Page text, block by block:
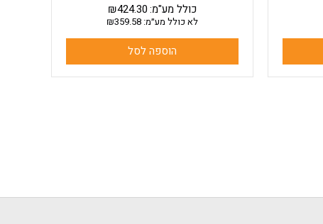
₪424.30כולל מע"מ:
לא כולל מע״מ: ₪359.58
הוספה לסל